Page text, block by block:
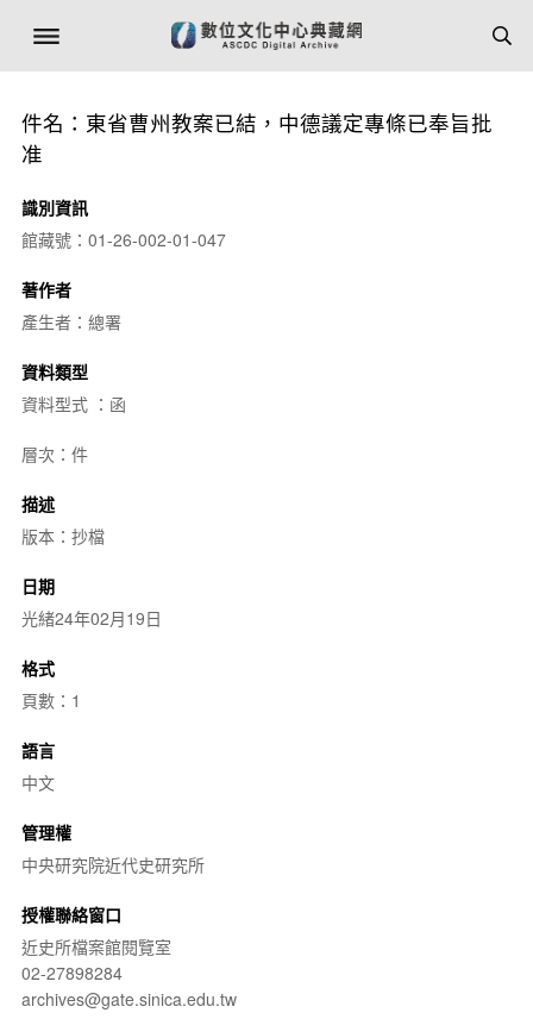
件名：東省曹州教案已結，中德議定專條已奉旨批
准
識別資訊
館藏號：01-26-002-01-047
著作者
產生者：總署
資料類型
資料型式 ：函
層次：件
描述
版本：抄檔
日期
光緒24年02月19日
格式
頁數：1
語言
中文
管理權
中央研究院近代史研究所
授權聯絡窗口
近史所檔案館閱覽室
02-27898284
archives@gate.sinica.edu.tw